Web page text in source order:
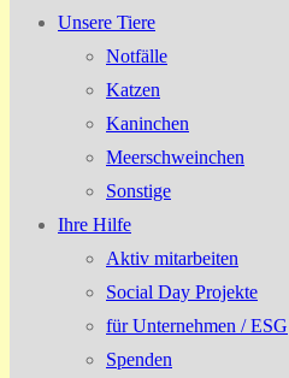
Unsere Tiere
Notfälle
Katzen
Kaninchen
Meerschweinchen
Sonstige
Ihre Hilfe
Aktiv mitarbeiten
Social Day Projekte
für Unternehmen / ESG
Spenden